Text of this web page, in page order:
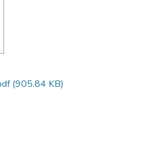
(905.84 KB)